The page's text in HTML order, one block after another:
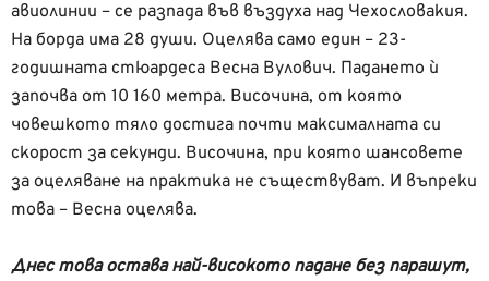
авиолинии – се разпада във въздуха над Чехословакия.
На борда има 28 души. Оцелява само един – 23-
годишната стюардеса Весна Вулович. Падането ѝ
започва от 10 160 метра. Височина, от която
човешкото тяло достига почти максималната си
скорост за секунди. Височина, при която шансовете
за оцеляване на практика не съществуват. И въпреки
това – Весна оцелява.
Днес това остава най-високото падане без парашут,